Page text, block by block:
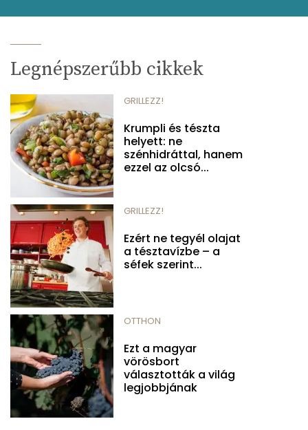
Legnépszerűbb cikkek
GRILLEZZ!
Krumpli és tészta
helyett: ne
szénhidráttal, hanem
ezzel az olcsó...
GRILLEZZ!
Ezért ne tegyél olajat
a tésztavízbe – a
séfek szerint...
OTTHON
Ezt a magyar
vörösbort
választották a világ
legjobbjának